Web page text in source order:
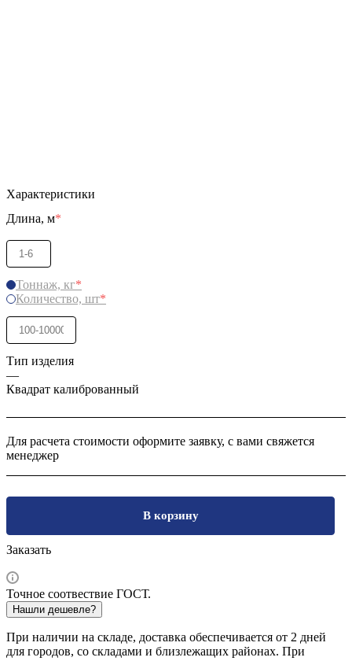
Характеристики
Длина, м*
Тоннаж, кг*
Количество, шт*
Тип изделия
—
Квадрат калиброванный
Для расчета стоимости оформите заявку, с вами свяжется
менеджер
В корзину
Заказать
Точное соотвествие ГОСТ.
Нашли дешевле?
При наличии на складе, доставка обеспечивается от 2 дней
для городов, со складами и близлежащих районах. При